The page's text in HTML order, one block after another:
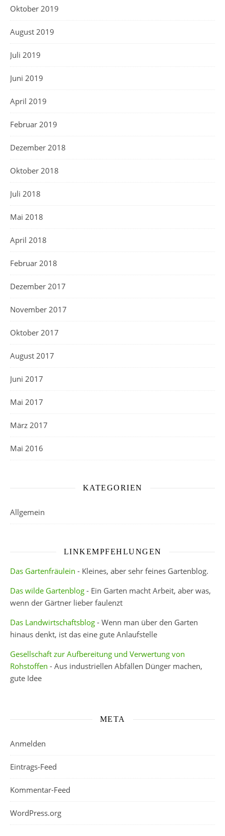
Oktober 2019
August 2019
Juli 2019
Juni 2019
April 2019
Februar 2019
Dezember 2018
Oktober 2018
Juli 2018
Mai 2018
April 2018
Februar 2018
Dezember 2017
November 2017
Oktober 2017
August 2017
Juni 2017
Mai 2017
März 2017
Mai 2016
KATEGORIEN
Allgemein
LINKEMPFEHLUNGEN
Das Gartenfräulein - Kleines, aber sehr feines Gartenblog.
Das wilde Gartenblog - Ein Garten macht Arbeit, aber was,
wenn der Gärtner lieber faulenzt
Das Landwirtschaftsblog - Wenn man über den Garten
hinaus denkt, ist das eine gute Anlaufstelle
Gesellschaft zur Aufbereitung und Verwertung von
Rohstoffen - Aus industriellen Abfällen Dünger machen,
gute Idee
META
Anmelden
Eintrags-Feed
Kommentar-Feed
WordPress.org